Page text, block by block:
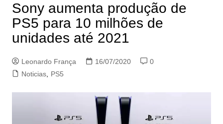
Sony aumenta produção de
PS5 para 10 milhões de
unidades até 2021
Leonardo França 16/07/2020
0
Noticias, PS5